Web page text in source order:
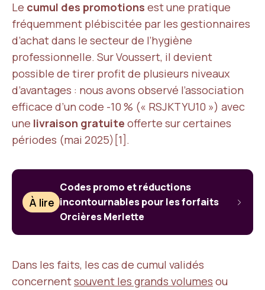
Le cumul des promotions est une pratique
fréquemment plébiscitée par les gestionnaires
d’achat dans le secteur de l’hygiène
professionnelle. Sur Voussert, il devient
possible de tirer profit de plusieurs niveaux
d’avantages : nous avons observé l’association
efficace d’un code -10 % (« RSJKTYU10 ») avec
une livraison gratuite offerte sur certaines
périodes (mai 2025)[1].
À lire
Codes promo et réductions
incontournables pour les forfaits
Orcières Merlette
Dans les faits, les cas de cumul validés
concernentsouvent les grands volumes ou